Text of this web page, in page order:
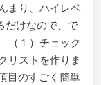
まり、ハイレベ
だけなので、で
（１）チェック
リストを作りま
目のすごく簡単